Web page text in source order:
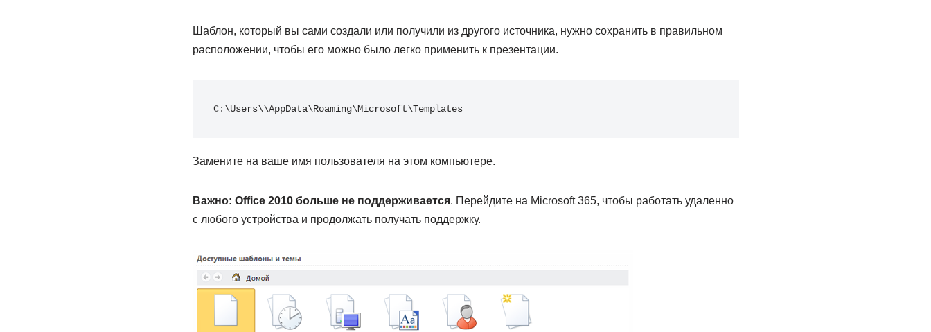
Шаблон, который вы сами создали или получили из другого источника, нужно сохранить в правильном
расположении, чтобы его можно было легко применить к презентации.
C:\Users\\AppData\Roaming\Microsoft\Templates
Замените на ваше имя пользователя на этом компьютере.
Важно: Office 2010 больше не поддерживается. Перейдите на Microsoft 365, чтобы работать удаленно
с любого устройства и продолжать получать поддержку.